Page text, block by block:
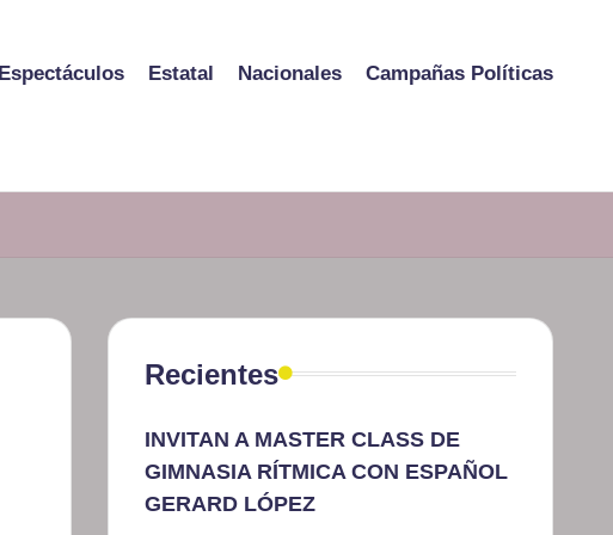
Espectáculos Estatal Nacionales Campañas Políticas
Recientes
INVITAN A MASTER CLASS DE
GIMNASIA RÍTMICA CON ESPAÑOL
GERARD LÓPEZ